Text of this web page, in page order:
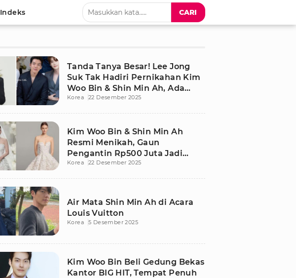
Indeks CARI
Tanda Tanya Besar! Lee Jong
Suk Tak Hadiri Pernikahan Kim
Woo Bin & Shin Min Ah, Ada
Apa?
Korea 22 Desember 2025
Kim Woo Bin & Shin Min Ah
Resmi Menikah, Gaun
Pengantin Rp500 Juta Jadi
Sorotan Dunia
Korea 22 Desember 2025
Air Mata Shin Min Ah di Acara
Louis Vuitton
Korea 5 Desember 2025
Kim Woo Bin Beli Gedung Bekas
Kantor BIG HIT, Tempat Penuh